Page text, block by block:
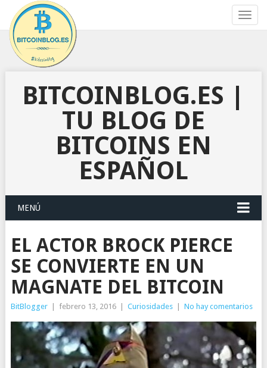
BITCOINBLOG.ES |
TU BLOG DE
BITCOINS EN
ESPAÑOL
MENÚ
EL ACTOR BROCK PIERCE
SE CONVIERTE EN UN
MAGNATE DEL BITCOIN
BitBlogger febrero 13, 2016 Curiosidades No hay comentarios